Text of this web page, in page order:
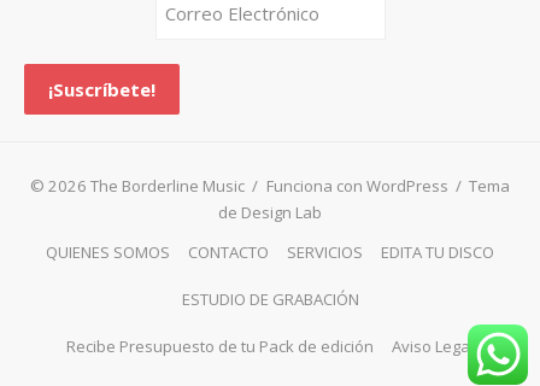
© 2026 The Borderline Music / Funciona con WordPress / Tema
de Design Lab
QUIENES SOMOS
CONTACTO SERVICIOS EDITA TU DISCO
ESTUDIO DE GRABACIÓN
Recibe Presupuesto de tu Pack de edición Aviso Legal